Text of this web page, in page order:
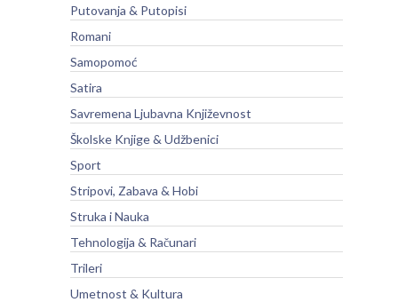
Putovanja & Putopisi
Romani
Samopomoć
Satira
Savremena Ljubavna Književnost
Školske Knjige & Udžbenici
Sport
Stripovi, Zabava & Hobi
Struka i Nauka
Tehnologija & Računari
Trileri
Umetnost & Kultura